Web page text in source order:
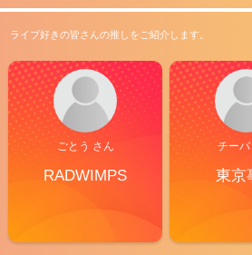
ライブ好きの皆さんの推しをご紹介します。
ごとう さん
RADWIMPS
チーバ
東京